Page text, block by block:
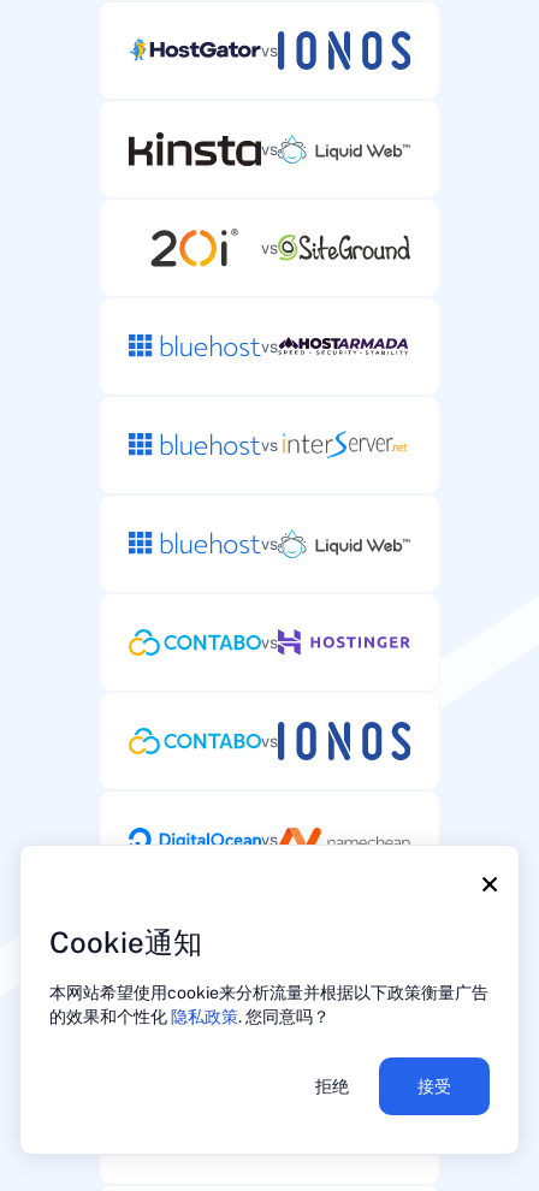
×
Cookie通知
本网站希望使用cookie来分析流量并根据以下政策衡量广告
的效果和个性化 隐私政策. 您同意吗？
拒绝 接受
vs
vs
vs
vs
vs
vs
vs
vs
vs